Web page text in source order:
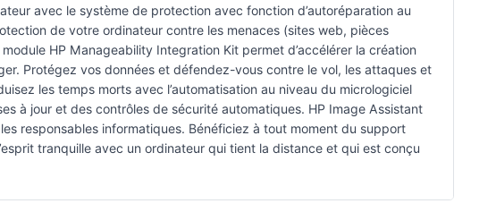
avec le système de protection avec fonction d’autoréparation au
de votre ordinateur contre les menaces (sites web, pièces
HP Manageability Integration Kit permet d’accélérer la création
Protégez vos données et défendez-vous contre le vol, les attaques et
les temps morts avec l’automatisation au niveau du micrologiciel
à jour et des contrôles de sécurité automatiques. HP Image Assistant
responsables informatiques. Bénéficiez à tout moment du support
tranquille avec un ordinateur qui tient la distance et qui est conçu